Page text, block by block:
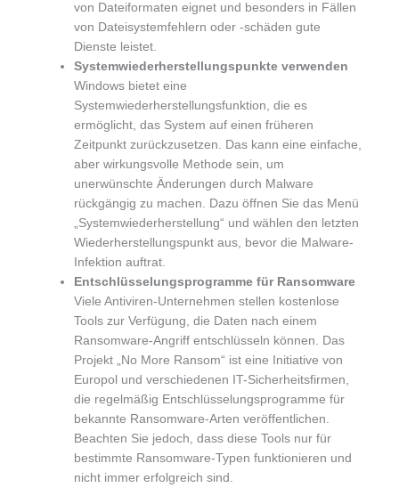
von Dateiformaten eignet und besonders in Fällen
von Dateisystemfehlern oder -schäden gute
Dienste leistet.
Systemwiederherstellungspunkte verwenden
Windows bietet eine
Systemwiederherstellungsfunktion, die es
ermöglicht, das System auf einen früheren
Zeitpunkt zurückzusetzen. Das kann eine einfache,
aber wirkungsvolle Methode sein, um
unerwünschte Änderungen durch Malware
rückgängig zu machen. Dazu öffnen Sie das Menü
„Systemwiederherstellung“ und wählen den letzten
Wiederherstellungspunkt aus, bevor die Malware-
Infektion auftrat.
Entschlüsselungsprogramme für Ransomware
Viele Antiviren-Unternehmen stellen kostenlose
Tools zur Verfügung, die Daten nach einem
Ransomware-Angriff entschlüsseln können. Das
Projekt „No More Ransom“ ist eine Initiative von
Europol und verschiedenen IT-Sicherheitsfirmen,
die regelmäßig Entschlüsselungsprogramme für
bekannte Ransomware-Arten veröffentlichen.
Beachten Sie jedoch, dass diese Tools nur für
bestimmte Ransomware-Typen funktionieren und
nicht immer erfolgreich sind.